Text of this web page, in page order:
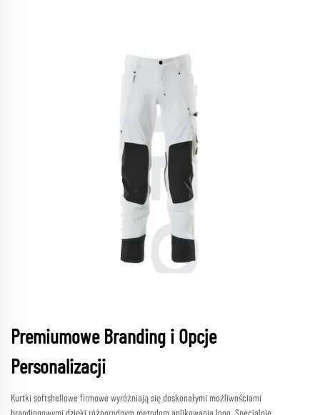
Premiumowe Branding i Opcje
Personalizacji
Kurtki softshellowe firmowe wyróżniają się doskonałymi możliwościami